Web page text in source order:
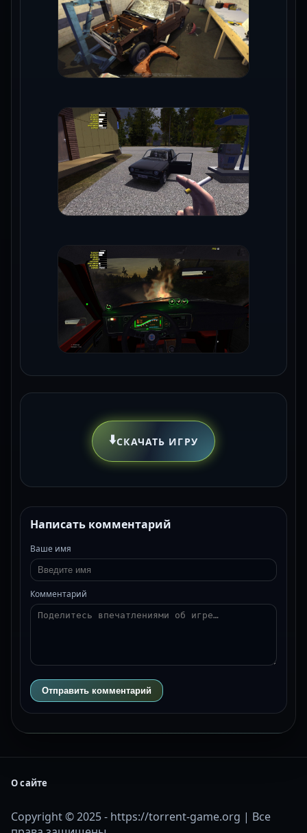
⬇️СКАЧАТЬ ИГРУ
Написать комментарий
Ваше имя
Комментарий
Отправить комментарий
О сайте
Copyright © 2025 - https://torrent-game.org | Все